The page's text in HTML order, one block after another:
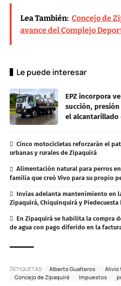
Lea También: Concejo de
avance del Complejo
Le puede interesar
EPZ incorpora
succión,
el alcantarillado
Cinco motocicletas reforzarán el
urbanas y rurales de Zipaquirá
Alimentación natural para perros
familia que creó Vivo para su propio
Invías adelanta mantenimiento en
Zipaquirá, Chiquinquirá y Piedecuesta
En Zipaquirá se habilita la compra
de agua con pago diferido en la
ETIQUETAS: Alberto Gualteros
Alivio
Concejo de Zipaquirá
Impuestos